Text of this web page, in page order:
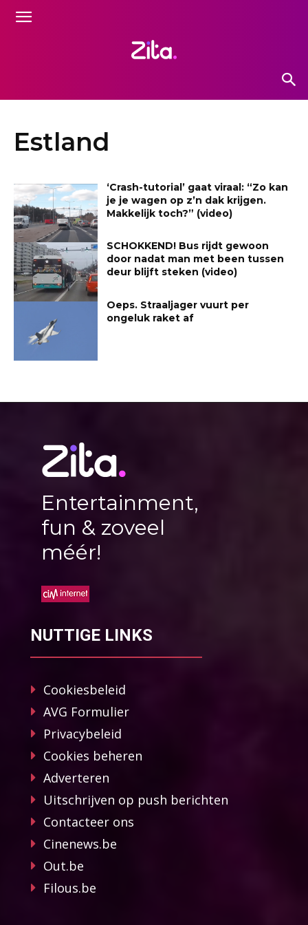
Estland
‘Crash-tutorial’ gaat viraal: “Zo kan
je je wagen op z’n dak krijgen.
Makkelijk toch?” (video)
SCHOKKEND! Bus rijdt gewoon
door nadat man met been tussen
deur blijft steken (video)
Oeps. Straaljager vuurt per
ongeluk raket af
Entertainment,
fun & zoveel
méér!
NUTTIGE LINKS
Cookiesbeleid
AVG Formulier
Privacybeleid
Cookies beheren
Adverteren
Uitschrijven op push berichten
Contacteer ons
Cinenews.be
Out.be
Filous.be